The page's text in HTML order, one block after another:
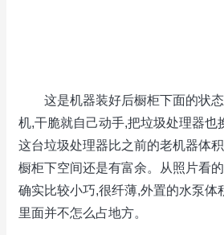
这是机器装好后橱柜下面的状态
机,干脆就自己动手,把垃圾处理器也
这台垃圾处理器比之前的老机器体
橱柜下空间还是有富余。从照片看
确实比较小巧,很纤薄,外置的水泵体
里面并不怎么占地方。